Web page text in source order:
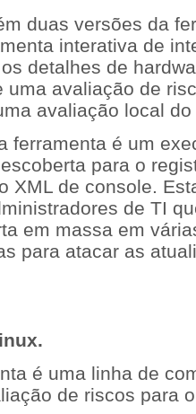
duas versões da
interativa de
detalhes de
uma avaliação de
avaliação local
ferramenta é um
para o
XML de console.
de TI
em massa em
para atacar as
é uma linha de
de riscos para